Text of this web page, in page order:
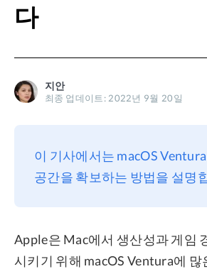
BuhoLaunchpad
지원
조항
환불
다
지안
최종 업데이트: 2022년 9월 20일
이 기사에서는 macOS
공간을 확보하는 방법을 설명
Apple은 Mac에서 생산성과 게임
시키기 위해 macOS Ventura에 많